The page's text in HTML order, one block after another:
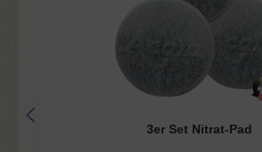
3er Set Nitrat-Pad